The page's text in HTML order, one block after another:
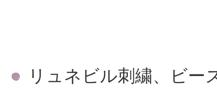
リュネビル刺繍、ビー